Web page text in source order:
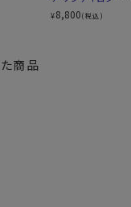
なスタイル。
です。
着丈をやや短
よう生産しま
ライ・ニット・イタリ
アンカラー・ボタン
¥8,800(税込)
商品